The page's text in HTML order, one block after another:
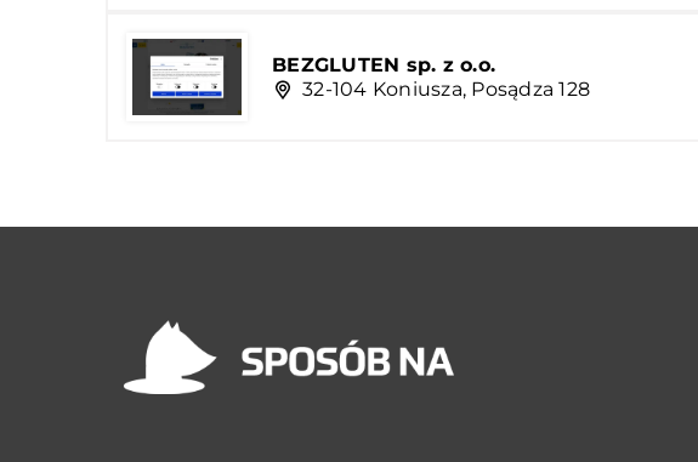
BEZGLUTEN sp. z o.o.
32-104 Koniusza, Posądza 128